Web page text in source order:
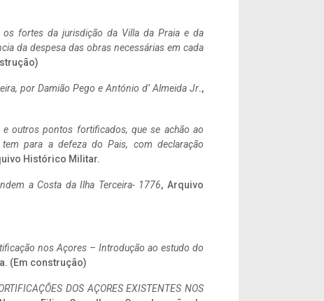
os fortes da jurisdição da Villa da Praia e da
da despesa das obras necessárias em cada
por Damião Pego e António d’ Almeida Jr.,
e outros pontos fortificados, que se achão ao
para a defeza do Pais, com declaração
Histórico Militar.
a Costa da Ilha Terceira- 1776, Arquivo
nos Açores – Introdução ao estudo do
(Em construção)
DOS AÇORES EXISTENTES NOS